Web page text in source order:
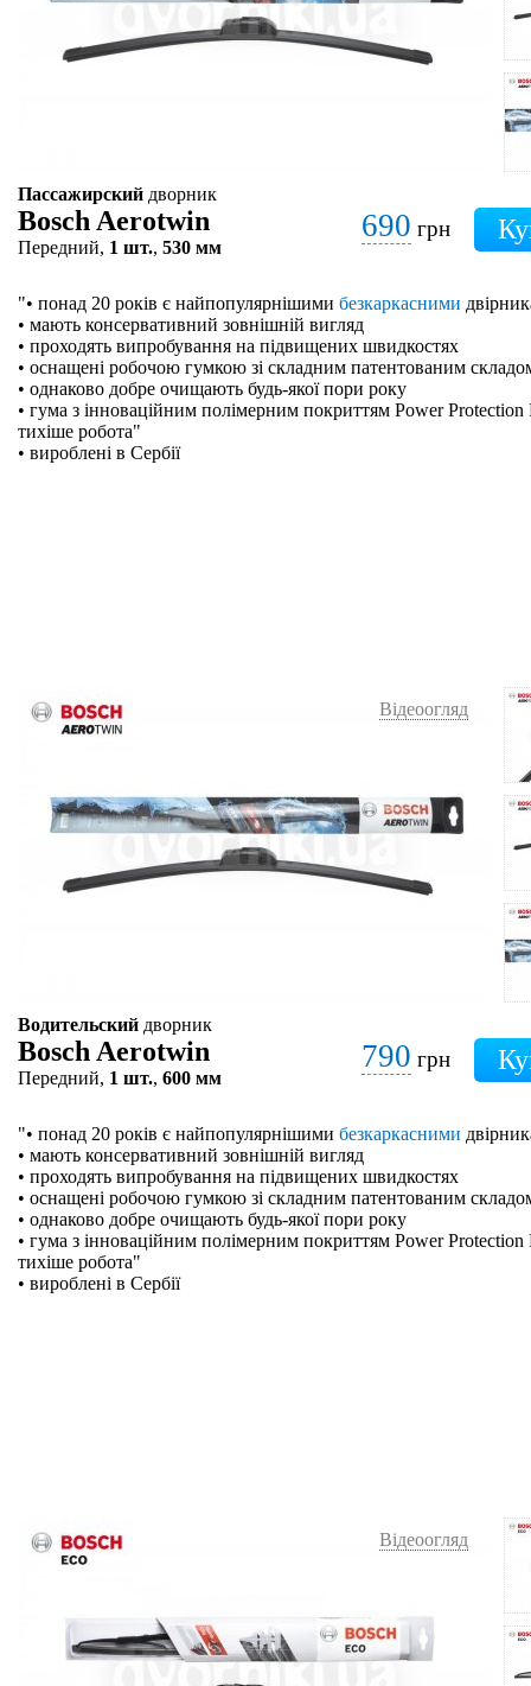
Пассажирский дворник
Bosch Aerotwin
Передний, 1 шт., 530 мм
690 грн
"• понад 20 років є найпопулярнішими безкаркасними
• мають консервативний зовнішній вигляд
• проходять випробування на підвищених швидкостях
• оснащені робочою гумкою зі складним патентованим
• однаково добре очищають будь-якої пори року
• гума з інноваційним полімерним покриттям Power
тихіше робота"
• вироблені в Сербії
Відеоогляд
Водительский дворник
Bosch Aerotwin
Передний, 1 шт., 600 мм
790 грн
"• понад 20 років є найпопулярнішими безкаркасними
• мають консервативний зовнішній вигляд
• проходять випробування на підвищених швидкостях
• оснащені робочою гумкою зі складним патентованим
• однаково добре очищають будь-якої пори року
• гума з інноваційним полімерним покриттям Power
тихіше робота"
• вироблені в Сербії
Відеоогляд